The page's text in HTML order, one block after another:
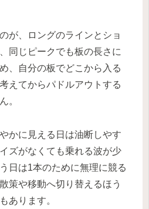
が、ロングのラインとショ
同じピークでも板の長さに
、自分の板でどこから入る
えてからパドルアウトする
。
かに見える日は油断しやす
ズがなくても乗れる波が少
日は1本のために無理に競る
策や移動へ切り替えるほう
あります。